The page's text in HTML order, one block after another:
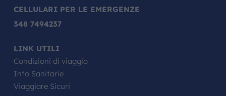
CELLULARI PER LE EMERGENZE
348 7494237
LINK UTILI
Condizioni di viaggio
Info Sanitarie
Viaggiare Sicuri